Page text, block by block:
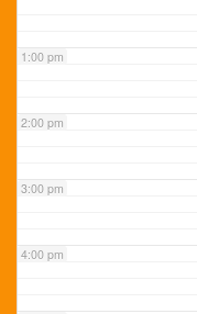
1:00 pm
2:00 pm
3:00 pm
4:00 pm